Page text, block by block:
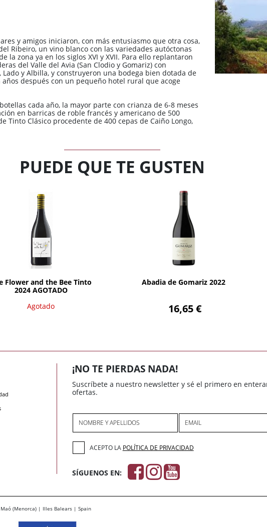
y amigos iniciaron, con más entusiasmo que otra cosa,
Ribeiro, un vino blanco con las variedades autóctonas
la zona ya en los siglos XVI y XVII. Para ello replantaron
del Valle del Avia (San Clodio y Gomariz) con
y Albilla, y construyeron una bodega bien dotada de
después con un pequeño hotel rural que acoge
cada año, la mayor parte con crianza de 6-8 meses
en barricas de roble francés y americano de 500
Tinto Clásico procedente de 400 cepas de Caiño Longo,
PUEDE QUE TE GUSTEN
Flower and the Bee Tinto
2024 AGOTADO
Agotado
Agotado
Abadia de Gomariz 2022
16,65 €
AÑADIR
¡NO TE PIERDAS NADA!
Suscríbete a nuestro newsletter y sé el primero en
ofertas.
NOMBRE Y APELLIDOS EMAIL
ACEPTO LA POLÍTICA DE PRIVACIDAD
SÍGUENOS EN:
Maó (Menorca) | Illes Balears | Spain